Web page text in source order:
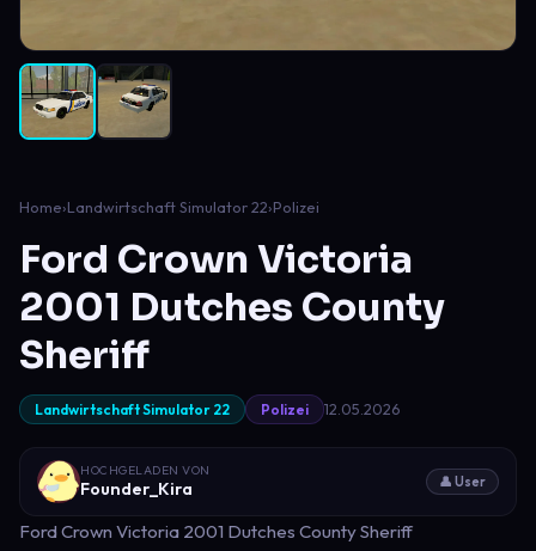
Home›Landwirtschaft Simulator 22›Polizei
Ford Crown Victoria
2001 Dutches County
Sheriff
Landwirtschaft Simulator 22 Polizei 12.05.2026
HOCHGELADEN VON
Founder_Kira 👤 User
Ford Crown Victoria 2001 Dutches County Sheriff